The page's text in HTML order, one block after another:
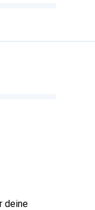
deine